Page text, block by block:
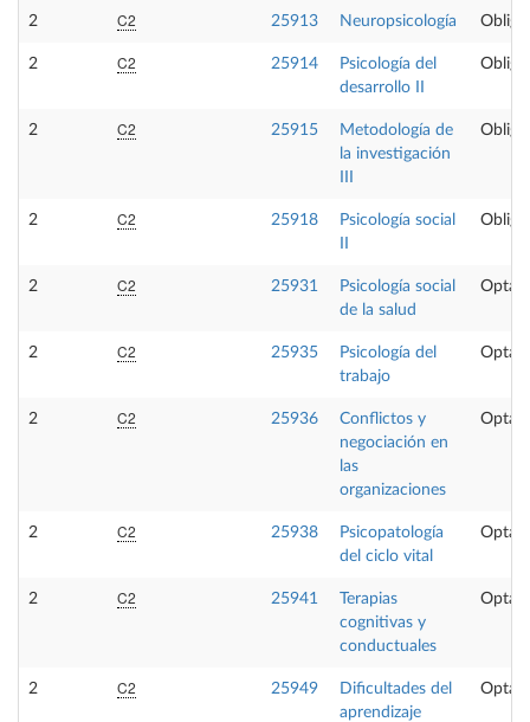
2 C2 25913 Neuropsicología
2 C2 25914
Psicología del
desarrollo II
2 C2 25915
Metodología de
la investigación
2 C2 25918
Psicología social
2 C2 25931
Psicología social
de la salud
2 C2 25935
Psicología del
trabajo
2 C2 25936
Conflictos y
negociación en
las
organizaciones
2 C2 25938
Psicopatología
del ciclo vital
2 C2 25941
Terapias
cognitivas y
conductuales
2 C2 25949
Dificultades del
aprendizaje